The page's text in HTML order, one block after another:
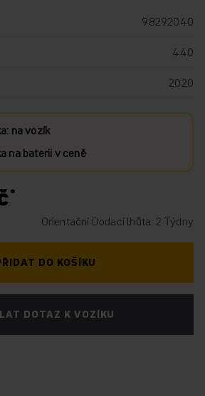
98292040
440
2020
na vozík
na baterii v ceně
Orientační Dodací lhůta: 2 Týdny
DO KOŠÍKU
DOTAZ K VOZÍKU